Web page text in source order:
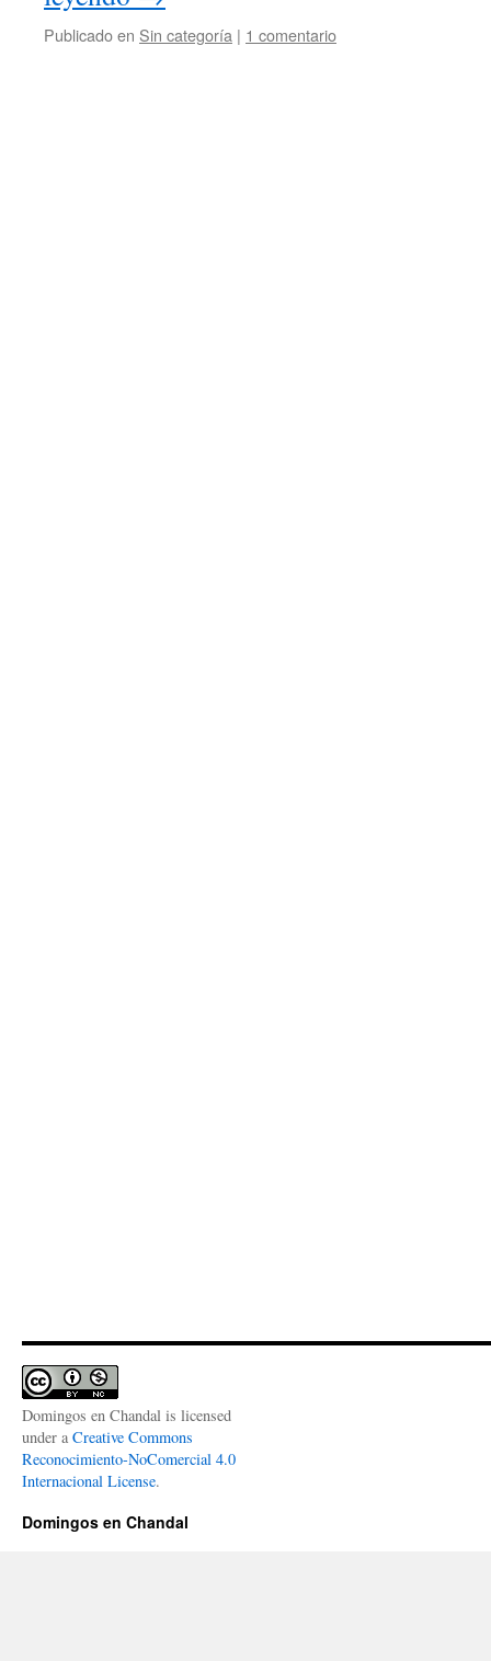
Publicado en Sin categoría | 1 comentario
Domingos en Chandal is licensed
under a Creative Commons
Reconocimiento-NoComercial 4.0
Internacional License.
Domingos en Chandal